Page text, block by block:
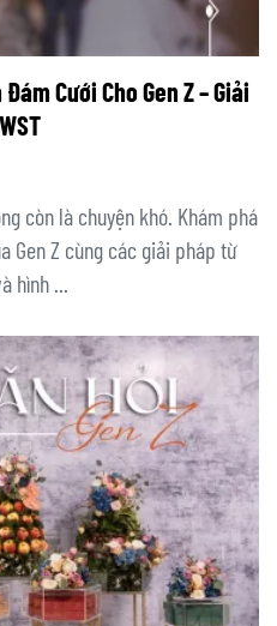
Cưới Cho Gen Z – Giải
còn là chuyện khó. Khám phá
Gen Z cùng các giải pháp từ
...